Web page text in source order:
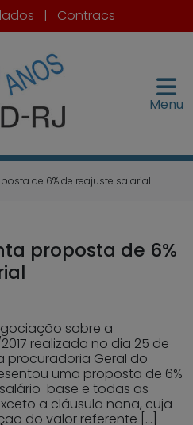
| Contracs
Menu
de 6% de reajuste salarial
proposta de 6%
sobre a
realizada no dia 25 de
procuradoria Geral do
uma proposta de 6%
base e todas as
a cláusula nona, cuja
do valor referente […]